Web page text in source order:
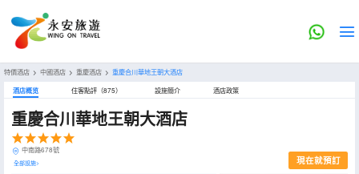
特價酒店 > 中國酒店 > 重慶酒店 > 重慶合川華地王朝大酒店
酒店概览 住客點評（875） 設施簡介 酒店政策
重慶合川華地王朝大酒店
中南路678號
全部設施> 現在就預訂